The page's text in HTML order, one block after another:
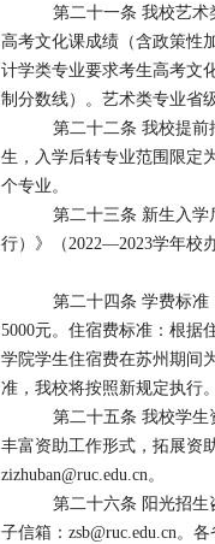
第二十一条 我校艺
高考文化课成绩（含政策性
计学类专业要求考生高考文
制分数线）。艺术类专业省
第二十二条 我校提
生，入学后转专业范围限定
个专业。
第二十三条 新生入
行）》（2022—2023学年校
第二十四条 学费标准
5000元。住宿费标准：根据
学院学生住宿费在苏州期间
准，我校将按照新规定执行
第二十五条 我校学生
丰富资助工作形式，拓展资
zizhuban@ruc.edu.cn。
第二十六条 阳光招生
子信箱：zsb@ruc.edu.cn。